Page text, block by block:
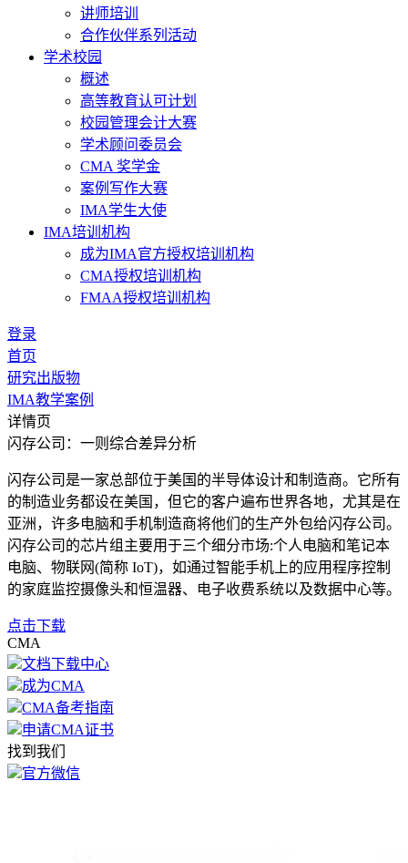
讲师培训
合作伙伴系列活动
学术校园
概述
高等教育认可计划
校园管理会计大赛
学术顾问委员会
CMA 奖学金
案例写作大赛
IMA学生大使
IMA培训机构
成为IMA官方授权培训机构
CMA授权培训机构
FMAA授权培训机构
登录
首页
研究出版物
IMA教学案例
详情页
闪存公司：一则综合差异分析
闪存公司是一家总部位于美国的半导体设计和制造商。它所有
的制造业务都设在美国，但它的客户遍布世界各地，尤其是在
亚洲，许多电脑和手机制造商将他们的生产外包给闪存公司。
闪存公司的芯片组主要用于三个细分市场:个人电脑和笔记本
电脑、物联网(简称 IoT)，如通过智能手机上的应用程序控制
的家庭监控摄像头和恒温器、电子收费系统以及数据中心等。
点击下载
CMA
文档下载中心
成为CMA
CMA备考指南
申请CMA证书
找到我们
官方微信